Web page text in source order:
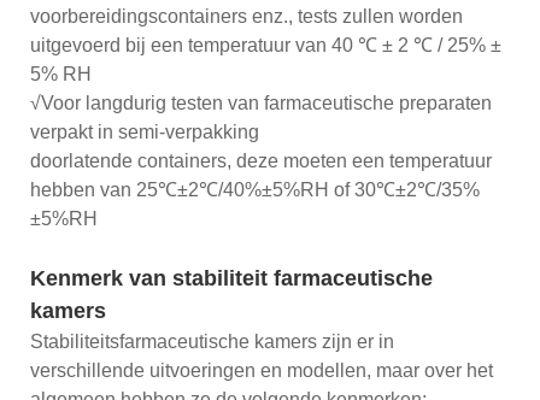
voorbereidingscontainers enz., tests zullen worden
uitgevoerd bij een temperatuur van 40 ℃ ± 2 ℃ / 25% ±
5% RH
√Voor langdurig testen van farmaceutische preparaten
verpakt in semi-verpakking
doorlatende containers, deze moeten een temperatuur
hebben van 25℃±2℃/40%±5%RH of 30℃±2℃/35%
±5%RH
Kenmerk van stabiliteit farmaceutische
kamers
Stabiliteitsfarmaceutische kamers zijn er in
verschillende uitvoeringen en modellen, maar over het